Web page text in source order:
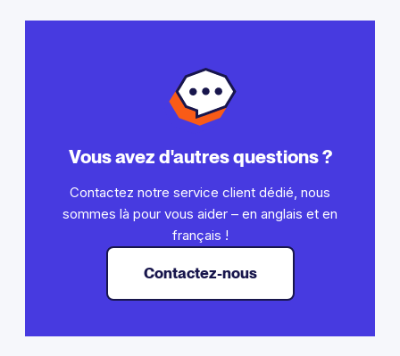
Vous avez d'autres questions ?
Contactez notre service client dédié, nous
sommes là pour vous aider – en anglais et en
français !
Contactez-nous